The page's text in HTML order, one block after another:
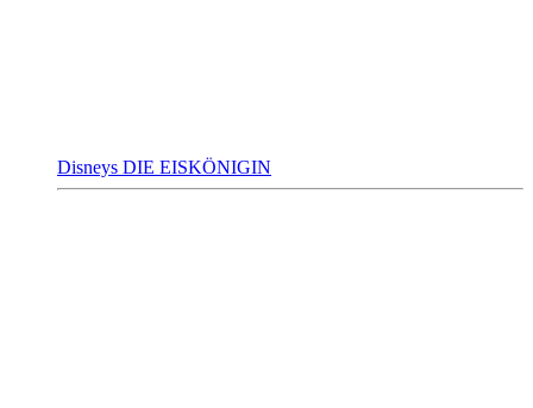
Disneys DIE EISKÖNIGIN